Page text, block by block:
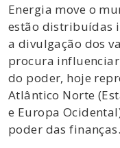
Energia move o
estão distribuídas
a divulgação dos
procura influenciar
do poder, hoje
Atlântico Norte
e Europa
poder das finanças.